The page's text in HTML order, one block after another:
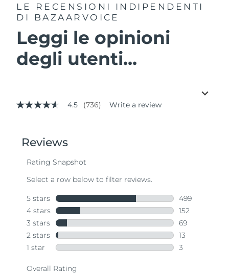
LE RECENSIONI INDIPENDENTI
DI BAZAARVOICE
Leggi le opinioni
degli utenti...
4.5
stars,
rating
value.
736
Same
page
link.
4.5 (736) Write a review